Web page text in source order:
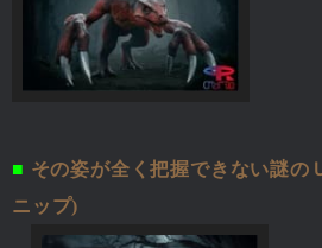
■ その姿が全く把握できない謎の
ニップ)